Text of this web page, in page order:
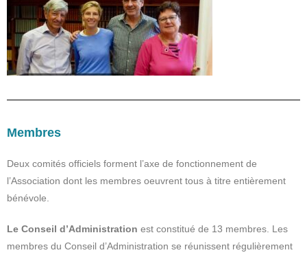
Membres
Deux comités officiels forment l’axe de fonctionnement de
l’Association dont les membres oeuvrent tous à titre entièrement
bénévole.
Le Conseil d’Administration est constitué de 13 membres. Les
membres du Conseil d’Administration se réunissent régulièrement